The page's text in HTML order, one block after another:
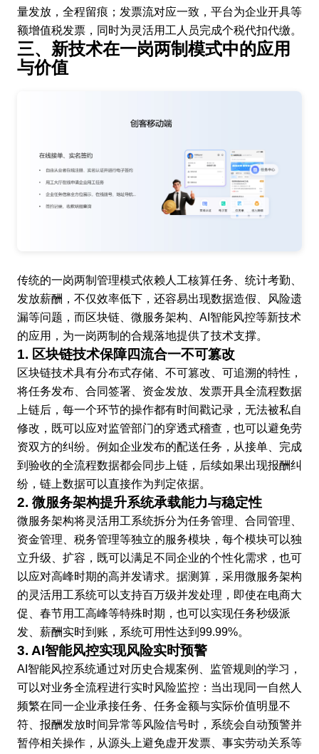
量发放，全程留痕；发票流对应一致，平台为企业开具等
额增值税发票，同时为灵活用工人员完成个税代扣代缴。
三、新技术在一岗两制模式中的应用
与价值
传统的一岗两制管理模式依赖人工核算任务、统计考勤、
发放薪酬，不仅效率低下，还容易出现数据造假、风险遗
漏等问题，而区块链、微服务架构、AI智能风控等新技术
的应用，为一岗两制的合规落地提供了技术支撑。
1. 区块链技术保障四流合一不可篡改
区块链技术具有分布式存储、不可篡改、可追溯的特性，
将任务发布、合同签署、资金发放、发票开具全流程数据
上链后，每一个环节的操作都有时间戳记录，无法被私自
修改，既可以应对监管部门的穿透式稽查，也可以避免劳
资双方的纠纷。例如企业发布的配送任务，从接单、完成
到验收的全流程数据都会同步上链，后续如果出现报酬纠
纷，链上数据可以直接作为判定依据。
2. 微服务架构提升系统承载能力与稳定性
微服务架构将灵活用工系统拆分为任务管理、合同管理、
资金管理、税务管理等独立的服务模块，每个模块可以独
立升级、扩容，既可以满足不同企业的个性化需求，也可
以应对高峰时期的高并发请求。据测算，采用微服务架构
的灵活用工系统可以支持百万级并发处理，即使在电商大
促、春节用工高峰等特殊时期，也可以实现任务秒级派
发、薪酬实时到账，系统可用性达到99.99%。
3. AI智能风控实现风险实时预警
AI智能风控系统通过对历史合规案例、监管规则的学习，
可以对业务全流程进行实时风险监控：当出现同一自然人
频繁在同一企业承接任务、任务金额与实际价值明显不
符、报酬发放时间异常等风险信号时，系统会自动预警并
暂停相关操作，从源头上避免虚开发票、事实劳动关系等